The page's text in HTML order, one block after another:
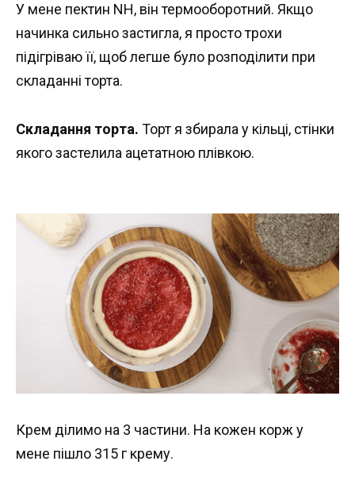
У мене пектин NH, він термооборотний. Якщо
начинка сильно застигла, я просто трохи
підігріваю її, щоб легше було розподілити при
складанні торта.
Складання торта. Торт я збирала у кільці, стінки
якого застелила ацетатною плівкою.
Крем ділимо на 3 частини. На кожен корж у
мене пішло 315 г крему.